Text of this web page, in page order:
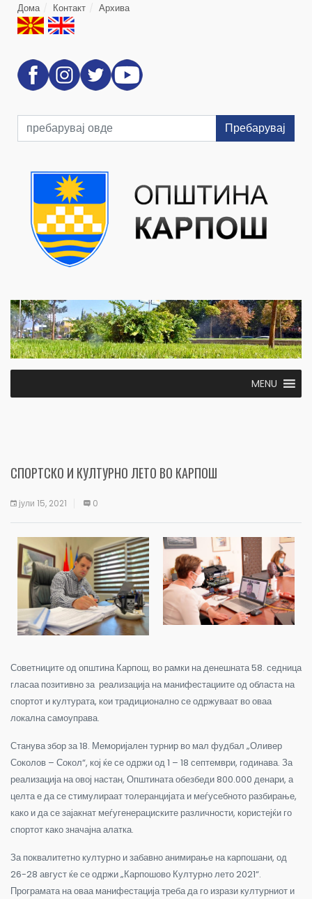
Дома Контакт Архива
Пребарувај
MENU
СПОРТСКО И КУЛТУРНО ЛЕТО ВО КАРПОШ
јули 15, 2021 0
Советниците од општина Карпош, во рамки на денешната 58. седница
гласаа позитивно за реализација на манифестациите од областа на
спортот и културата, кои традиционално се одржуваат во оваа
локална самоуправа.
Станува збор за 18. Меморијален турнир во мал фудбал „Оливер
Соколов – Сокол“, кој ќе се одржи од 1 – 18 септември, годинава. За
реализација на овој настан, Општината обезбеди 800.000 денари, а
целта е да се стимулираат толеранцијата и меѓусебното разбирање,
како и да се зајакнат меѓугенерациските различности, користејќи го
спортот како значајна алатка.
За поквалитетно културно и забавно анимирање на карпошани, од
26-28 август ќе се одржи „Карпошово Културно лето 2021“.
Програмата на оваа манифестација треба да го изрази културниот и